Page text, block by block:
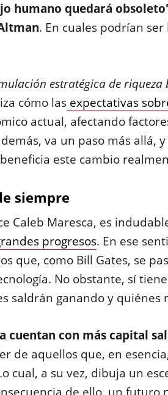
humano quedará
. En cuales podrían ser
estratégica de
cómo lasexpectativas
actual, afectando
va un paso más allá,
este cambio
siempre
Caleb Maresca, es
progresos. En ese
que, como Bill Gates, se
No obstante, sí
saldrán ganando y quiénes
cuentan con más capital
de aquellos que, en
cual, a su vez, dibuja un